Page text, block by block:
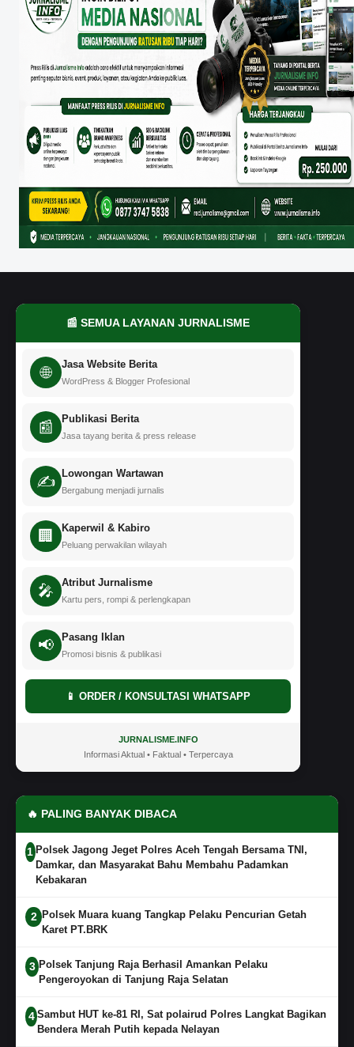
📰 SEMUA LAYANAN JURNALISME
🌐 Jasa Website Berita
WordPress & Blogger Profesional
📰 Publikasi Berita
Jasa tayang berita & press release
✍️ Lowongan Wartawan
Bergabung menjadi jurnalis
🏢 Kaperwil & Kabiro
Peluang perwakilan wilayah
🎤 Atribut Jurnalisme
Kartu pers, rompi & perlengkapan
📢 Pasang Iklan
Promosi bisnis & publikasi
📱 ORDER / KONSULTASI WHATSAPP
JURNALISME.INFO
Informasi Aktual • Faktual • Terpercaya
🔥 PALING BANYAK DIBACA
1Polsek Jagong Jeget Polres Aceh Tengah Bersama TNI,
Damkar, dan Masyarakat Bahu Membahu Padamkan
Kebakaran
2 Polsek Muara kuang Tangkap Pelaku Pencurian Getah
Karet PT.BRK
3 Polsek Tanjung Raja Berhasil Amankan Pelaku
Pengeroyokan di Tanjung Raja Selatan
4 Sambut HUT ke-81 RI, Sat polairud Polres Langkat Bagikan
Bendera Merah Putih kepada Nelayan